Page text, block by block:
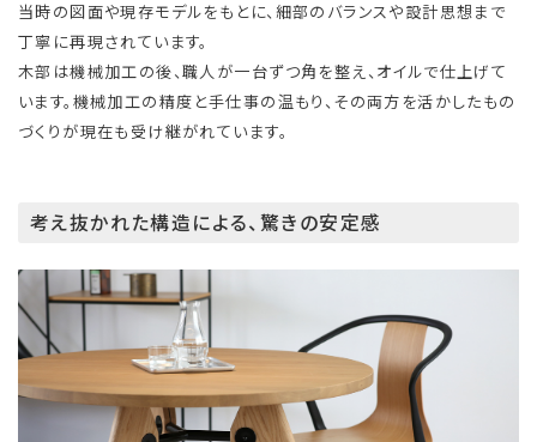
当時の図面や現存モデルをもとに、細部のバランスや設計思想まで
丁寧に再現されています。
木部は機械加工の後、職人が一台ずつ角を整え、オイルで仕上げて
います。機械加工の精度と手仕事の温もり、その両方を活かしたもの
づくりが現在も受け継がれています。
考え抜かれた構造による、驚きの安定感